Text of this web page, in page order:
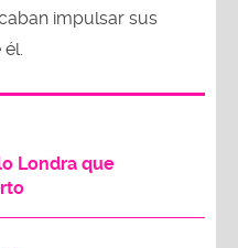
impulsar sus
Londra que